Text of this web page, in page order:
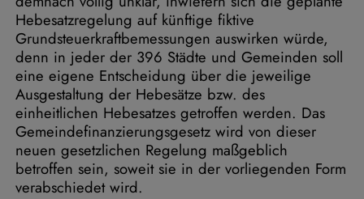
Hebesatzregelung auf künftige fiktive
Grundsteuerkraftbemessungen auswirken würde,
denn in jeder der 396 Städte und Gemeinden soll
eine eigene Entscheidung über die jeweilige
Ausgestaltung der Hebesätze bzw. des
einheitlichen Hebesatzes getroffen werden. Das
Gemeindefinanzierungsgesetz wird von dieser
neuen gesetzlichen Regelung maßgeblich
betroffen sein, soweit sie in der vorliegenden Form
verabschiedet wird.